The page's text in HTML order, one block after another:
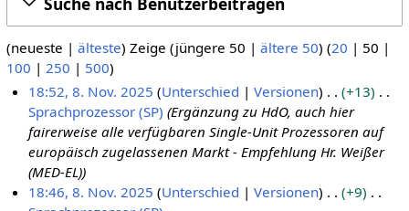
(neueste | älteste) Zeige (jüngere 50 | ältere 50) (20 | 50 |
100 | 250 | 500)
v
18:52, 8. Nov. 2025 Unterschied Versionen
+13
Sprachprozessor (SP) Ergänzung zu HdO, auch hier
fairerweise alle verfügbaren Single-Unit Prozessoren auf
europäisch zugelassenen Markt - Empfehlung Hr. Weißer
(MED-EL)
18:46, 8. Nov. 2025 Unterschied Versionen
+9